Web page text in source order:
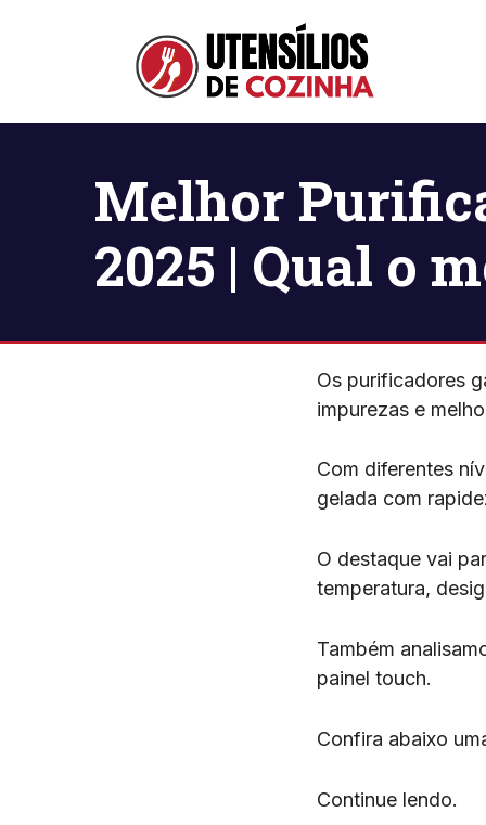
Melhor
2025 | Qual o
Os purificadores
impurezas e
Com diferentes
gelada com
O destaque vai
temperatura,
Também
painel touch.
Confira abaixo
Continue lendo.